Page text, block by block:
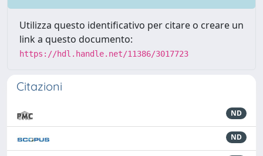
Utilizza questo identificativo per citare o creare un
link a questo documento:
https://hdl.handle.net/11386/3017723
Citazioni
ND
ND